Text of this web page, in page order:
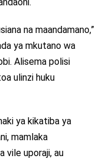
na maandamano,”
ya mkutano wa
Alisema polisi
ulinzi huku
ya kikatiba ya
mamlaka
vile uporaji, au